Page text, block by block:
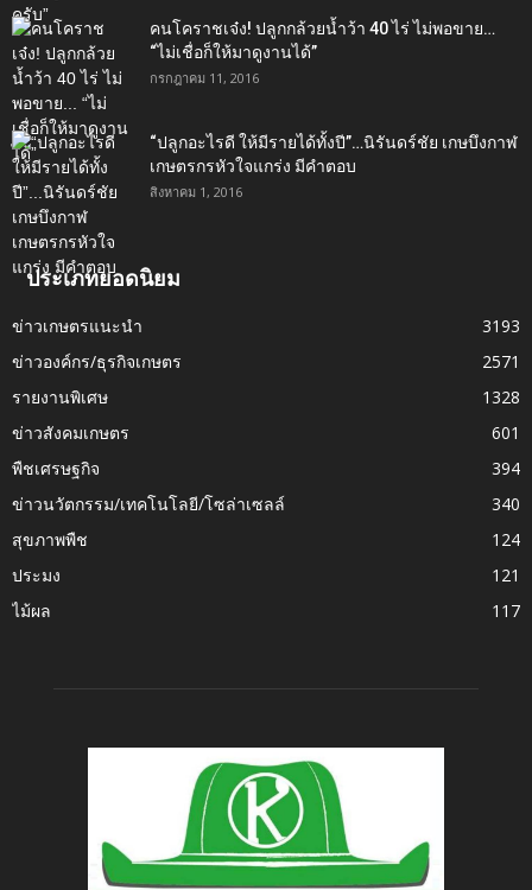
คนโคราชเจ๋ง! ปลูกกล้วยน้ำว้า 40 ไร่ ไม่พอขาย…
“ไม่เชื่อก็ให้มาดูงานได้”‬
กรกฎาคม 11, 2016
“ปลูกอะไรดี ให้มีรายได้ทั้งปี”…นิรันดร์ชัย เกษบึงกาฬ
เกษตรกรหัวใจแกร่ง มีคำตอบ
สิงหาคม 1, 2016
ประเภทยอดนิยม
ข่าวเกษตรแนะนำ
3193
ข่าวองค์กร/ธุรกิจเกษตร
2571
รายงานพิเศษ
1328
ข่าวสังคมเกษตร
601
พืชเศรษฐกิจ
394
ข่าวนวัตกรรม/เทคโนโลยี/โซล่าเซลล์
340
สุขภาพพืช
124
ประมง
121
ไม้ผล
117